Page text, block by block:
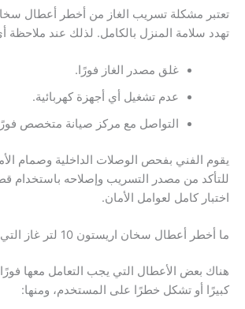
تعتبر مشكلة تسريب الغاز من أخطر أعطال
تهدد سلامة المنزل بالكامل. لذلك عند ملاحظة
غلق مصدر الغاز فورًا.
عدم تشغيل أي أجهزة كهربائية.
التواصل مع مركز صيانة متخصص
يقوم الفني بفحص الوصلات الداخلية وصمام
للتأكد من مصدر التسريب وإصلاحه باستخدام
اختبار كامل لعوامل الأمان.
ما أخطر أعطال سخان اريستون 10 لتر غاز التي لا يجب تجاهلها؟
هناك بعض الأعطال التي يجب التعامل معها فورًا
كبيرًا أو تشكل خطرًا على المستخدم، ومنها: